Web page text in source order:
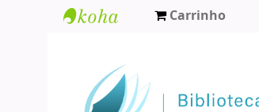
Agamenon
Magalhães
Carrinho